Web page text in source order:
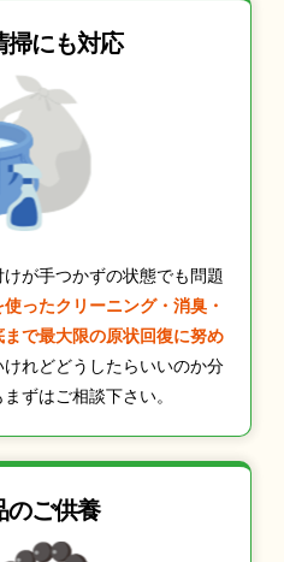
掃にも対応
が手つかずの状態でも問題
ったクリーニング・消臭・
で最大限の原状回復に努め
けれどどうしたらいいのか分
ずはご相談下さい。
のご供養